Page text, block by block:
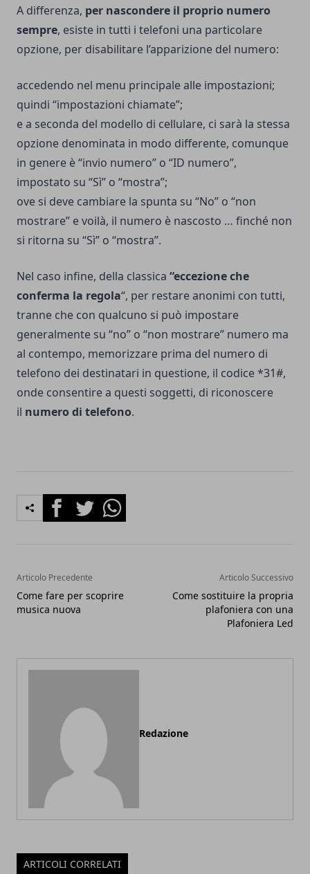
A differenza, per nascondere il proprio numero
sempre, esiste in tutti i telefoni una particolare
opzione, per disabilitare l’apparizione del numero:
accedendo nel menu principale alle impostazioni;
quindi “impostazioni chiamate”;
e a seconda del modello di cellulare, ci sarà la stessa
opzione denominata in modo differente, comunque
in genere è “invio numero” o “ID numero”,
impostato su “Sì” o “mostra”;
ove si deve cambiare la spunta su “No” o “non
mostrare” e voilà, il numero è nascosto … finché non
si ritorna su “Sì” o “mostra”.
Nel caso infine, della classica “eccezione che
conferma la regola“, per restare anonimi con tutti,
tranne che con qualcuno si può impostare
generalmente su “no” o “non mostrare” numero ma
al contempo, memorizzare prima del numero di
telefono dei destinatari in questione, il codice *31#,
onde consentire a questi soggetti, di riconoscere
il numero di telefono.
FacebookTwitterWhatsapp
Articolo Precedente
Come fare per scoprire
musica nuova
Articolo Successivo
Come sostituire la propria
plafoniera con una
Plafoniera Led
Redazione
ARTICOLI CORRELATI